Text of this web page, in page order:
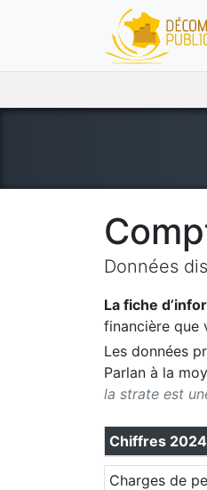
Données
La fiche
financière que
Les données
Parlan à la
la strate est
Chiffres 2024
Charges de